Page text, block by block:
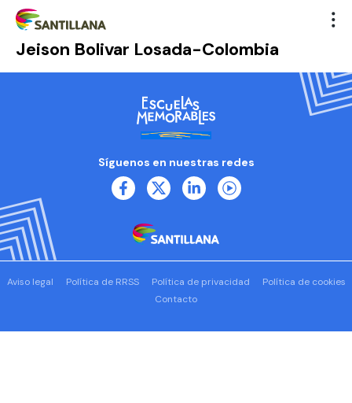
Jeison Bolivar Losada-Colombia
Síguenos en nuestras redes
Aviso legal Política de RRSS Política de privacidad
Política de cookies
Contacto